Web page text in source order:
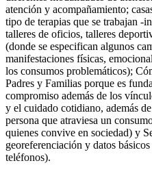
atención y acompañamiento;
tipo de terapias que se trabajan -
talleres de oficios, talleres
(donde se especifican algunos
manifestaciones físicas,
los consumos problemáticos);
Padres y Familias porque es
compromiso además de los
y el cuidado cotidiano, además
persona que atraviesa un
quienes convive en sociedad) y
georeferenciación y datos
teléfonos).